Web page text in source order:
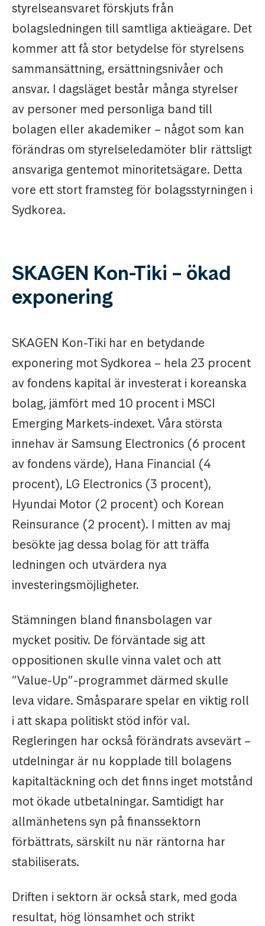
styrelseansvaret förskjuts från
bolagsledningen till samtliga aktieägare. Det
kommer att få stor betydelse för styrelsens
sammansättning, ersättningsnivåer och
ansvar. I dagsläget består många styrelser
av personer med personliga band till
bolagen eller akademiker – något som kan
förändras om styrelseledamöter blir rättsligt
ansvariga gentemot minoritetsägare. Detta
vore ett stort framsteg för bolagsstyrningen i
Sydkorea.
SKAGEN Kon-Tiki – ökad
exponering
SKAGEN Kon-Tiki har en betydande
exponering mot Sydkorea – hela 23 procent
av fondens kapital är investerat i koreanska
bolag, jämfört med 10 procent i MSCI
Emerging Markets-indexet. Våra största
innehav är Samsung Electronics (6 procent
av fondens värde), Hana Financial (4
procent), LG Electronics (3 procent),
Hyundai Motor (2 procent) och Korean
Reinsurance (2 procent). I mitten av maj
besökte jag dessa bolag för att träffa
ledningen och utvärdera nya
investeringsmöjligheter.
Stämningen bland finansbolagen var
mycket positiv. De förväntade sig att
oppositionen skulle vinna valet och att
”Value-Up”-programmet därmed skulle
leva vidare. Småsparare spelar en viktig roll
i att skapa politiskt stöd inför val.
Regleringen har också förändrats avsevärt –
utdelningar är nu kopplade till bolagens
kapitaltäckning och det finns inget motstånd
mot ökade utbetalningar. Samtidigt har
allmänhetens syn på finanssektorn
förbättrats, särskilt nu när räntorna har
stabiliserats.
Driften i sektorn är också stark, med goda
resultat, hög lönsamhet och strikt